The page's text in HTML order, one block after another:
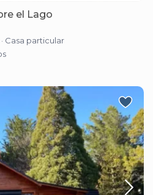
el Lago
· Casa particular